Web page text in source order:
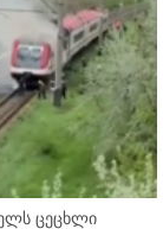
ცეცხლი